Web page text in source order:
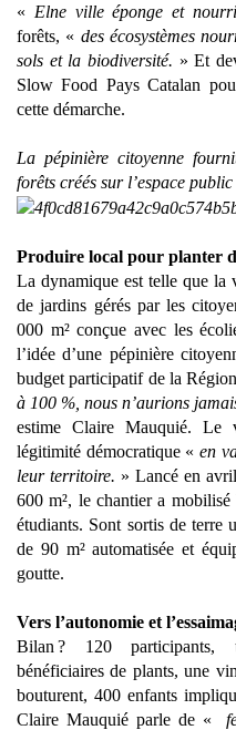
« Elne ville éponge et
forêts, « des écosystèmes
sols et la biodiversité. » Et
Slow Food Pays Catalan
cette démarche.
La pépinière citoyenne
forêts créés sur l’espace public
Produire local pour planter
La dynamique est telle que la
de jardins gérés par les
000 m² conçue avec les
l’idée d’une pépinière
budget participatif de la
à 100 %, nous n’aurions
estime Claire Mauquié. Le
légitimité démocratique « en
leur territoire. » Lancé en
600 m², le chantier a mobilisé
étudiants. Sont sortis de terre
de 90 m² automatisée et
goutte.
Vers l’autonomie et
Bilan ? 120 participants,
bénéficiaires de plants, une
bouturent, 400 enfants
Claire Mauquié parle de «